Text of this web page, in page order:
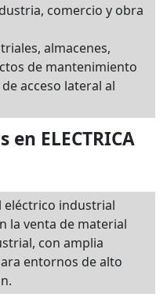
comercio y obra
almacenes,
de mantenimiento
acceso lateral al
ELECTRICA
eléctrico industrial
la venta de material
con amplia
entornos de alto